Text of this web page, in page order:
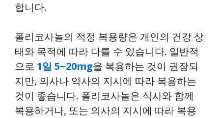
합니다.
폴리코사놀의 적정 복용량은 개인의 건강 상
태와 목적에 따라 다를 수 있습니다. 일반적
으로 1일 5~20mg을 복용하는 것이 권장되
지만, 의사나 약사의 지시에 따라 복용하는
것이 좋습니다. 폴리코사놀은 식사와 함께
복용하거나, 또는 의사의 지시에 따라 복용